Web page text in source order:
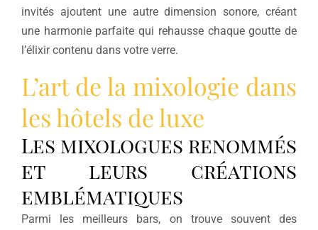
invités ajoutent une autre dimension sonore, créant
une harmonie parfaite qui rehausse chaque goutte de
l’élixir contenu dans votre verre.
L’art de la mixologie dans
les hôtels de luxe
Les mixologues renommés
et leurs créations
emblématiques
Parmi les meilleurs bars, on trouve souvent des